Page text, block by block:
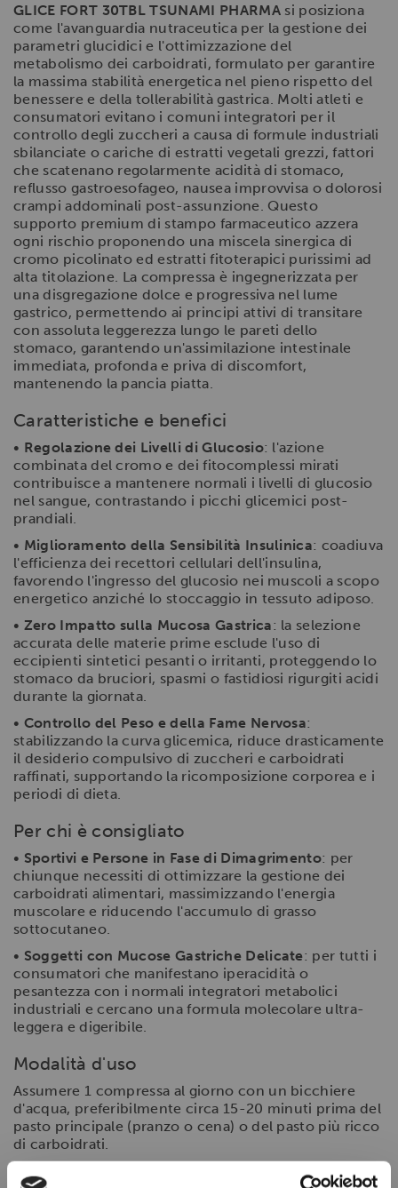
GLICE FORT 30TBL TSUNAMI PHARMAsi posiziona
come l'avanguardia nutraceutica per la gestione dei
parametri glucidici e l'ottimizzazione del
metabolismo dei carboidrati, formulato per garantire
la massima stabilità energetica nel pieno rispetto del
benessere e della tollerabilità gastrica. Molti atleti e
consumatori evitano i comuni integratori per il
controllo degli zuccheri a causa di formule industriali
sbilanciate o cariche di estratti vegetali grezzi, fattori
che scatenano regolarmente acidità di stomaco,
reflusso gastroesofageo, nausea improvvisa o dolorosi
crampi addominali post-assunzione. Questo
supporto premium di stampo farmaceutico azzera
ogni rischio proponendo una miscela sinergica di
cromo picolinato ed estratti fitoterapici purissimi ad
alta titolazione. La compressa è ingegnerizzata per
una disgregazione dolce e progressiva nel lume
gastrico, permettendo ai principi attivi di transitare
con assoluta leggerezza lungo le pareti dello
stomaco, garantendo un'assimilazione intestinale
immediata, profonda e priva di discomfort,
mantenendo la pancia piatta.
Caratteristiche e benefici
• Regolazione dei Livelli di Glucosio: l'azione
combinata del cromo e dei fitocomplessi mirati
contribuisce a mantenere normali i livelli di glucosio
nel sangue, contrastando i picchi glicemici post-
prandiali.
• Miglioramento della Sensibilità Insulinica: coadiuva
l'efficienza dei recettori cellulari dell'insulina,
favorendo l'ingresso del glucosio nei muscoli a scopo
energetico anziché lo stoccaggio in tessuto adiposo.
• Zero Impatto sulla Mucosa Gastrica: la selezione
accurata delle materie prime esclude l'uso di
eccipienti sintetici pesanti o irritanti, proteggendo lo
stomaco da bruciori, spasmi o fastidiosi rigurgiti acidi
durante la giornata.
• Controllo del Peso e della Fame Nervosa:
stabilizzando la curva glicemica, riduce drasticamente
il desiderio compulsivo di zuccheri e carboidrati
raffinati, supportando la ricomposizione corporea e i
periodi di dieta.
Per chi è consigliato
• Sportivi e Persone in Fase di Dimagrimento: per
chiunque necessiti di ottimizzare la gestione dei
carboidrati alimentari, massimizzando l'energia
muscolare e riducendo l'accumulo di grasso
sottocutaneo.
• Soggetti con Mucose Gastriche Delicate: per tutti i
consumatori che manifestano iperacidità o
pesantezza con i normali integratori metabolici
industriali e cercano una formula molecolare ultra-
leggera e digeribile.
Modalità d'uso
Assumere 1 compressa al giorno con un bicchiere
d'acqua, preferibilmente circa 15-20 minuti prima del
pasto principale (pranzo o cena) o del pasto più ricco
di carboidrati.
Domande Frequenti